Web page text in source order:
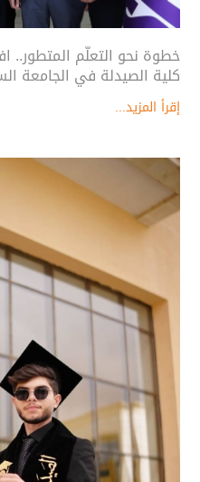
خطوة نحو التعلّم المتطور..
كلية الصيدلة في الجامعة
إقرأ المزيد...